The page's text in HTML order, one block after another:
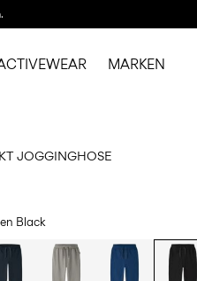
MARKEN
JOGGINGHOSE
Black